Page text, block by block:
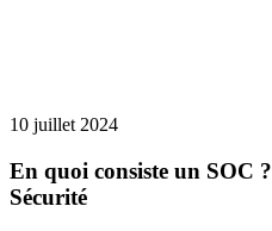
10 juillet 2024
En quoi consiste un SOC
Sécurité